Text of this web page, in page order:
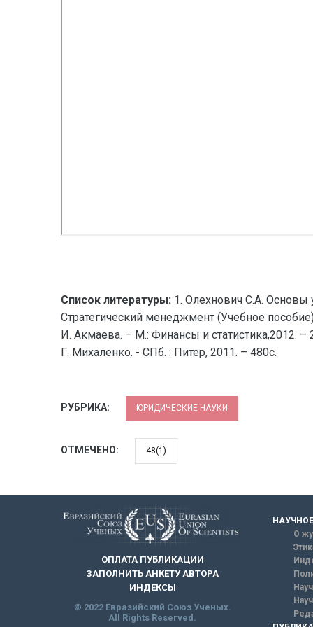
Список литературы: 1. Олехнович С.А. Основы
Стратегический менеджмент (Учебное
И. Акмаева. – М.: Финансы и статистика,2012.
Г. Михаленко. - СПб. : Питер, 2011. – 480с.
РУБРИКА: ЮРИДИЧЕСКИЕ НАУКИ
ОТМЕЧЕНО: 48(1)
ОПЛАТА ПУБЛИКАЦИИ
ЗАПОЛНИТЬ АНКЕТУ АВТОРА
ИНДЕКСЫ
© 2022 Евразийский Союз Ученых.
All Rights Reserved.
О